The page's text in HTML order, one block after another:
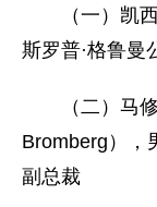
（一）凯西·
斯罗普·格鲁曼
（二）马修
Bromberg），
副总裁